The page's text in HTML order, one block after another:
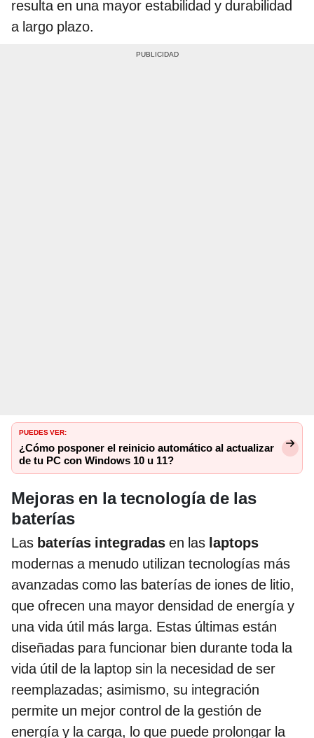
resulta en una mayor estabilidad y durabilidad
a largo plazo.
PUEDES VER:
¿Cómo posponer el reinicio automático al actualizar
de tu PC con Windows 10 u 11?
Mejoras en la tecnología de las
baterías
Las baterías integradas en las laptops
modernas a menudo utilizan tecnologías más
avanzadas como las baterías de iones de litio,
que ofrecen una mayor densidad de energía y
una vida útil más larga. Estas últimas están
diseñadas para funcionar bien durante toda la
vida útil de la laptop sin la necesidad de ser
reemplazadas; asimismo, su integración
permite un mejor control de la gestión de
energía y la carga, lo que puede prolongar la